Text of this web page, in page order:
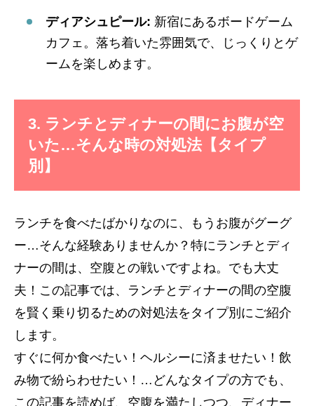
ディアシュピール: 新宿にあるボードゲーム
カフェ。落ち着いた雰囲気で、じっくりとゲ
ームを楽しめます。
3. ランチとディナーの間にお腹が空
いた…そんな時の対処法【タイプ
別】
ランチを食べたばかりなのに、もうお腹がグーグ
ー…そんな経験ありませんか？特にランチとディ
ナーの間は、空腹との戦いですよね。でも大丈
夫！この記事では、ランチとディナーの間の空腹
を賢く乗り切るための対処法をタイプ別にご紹介
します。
すぐに何か食べたい！ヘルシーに済ませたい！飲
み物で紛らわせたい！…どんなタイプの方でも、
この記事を読めば、空腹を満たしつつ、ディナー